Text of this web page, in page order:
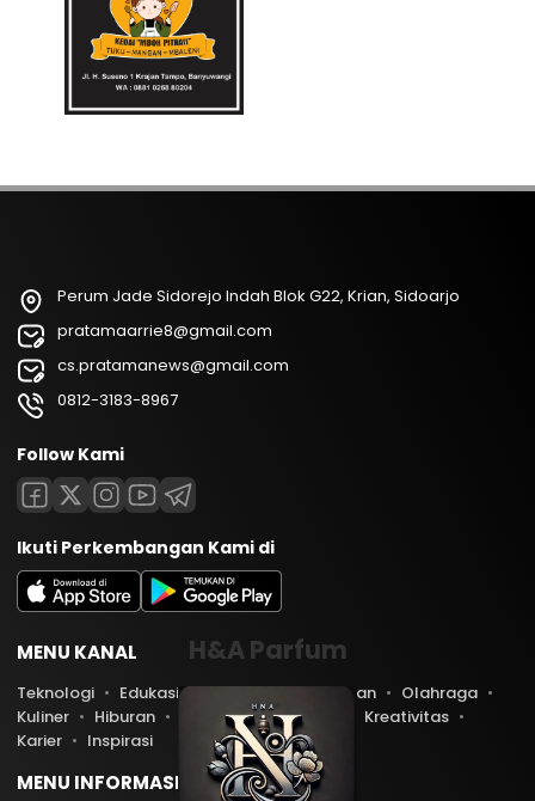
Perum Jade Sidorejo Indah Blok G22, Krian, Sidoarjo
pratamaarrie8@gmail.com
cs.pratamanews@gmail.com
0812-3183-8967
Follow Kami
Ikuti Perkembangan Kami di
MENU KANAL
Teknologi Edukasi Lifestyle Keuangan
Olahraga
Kuliner
Hiburan Travel Kesehatan
Kreativitas
Karier
Inspirasi
MENU INFORMASI
H&A Parfum